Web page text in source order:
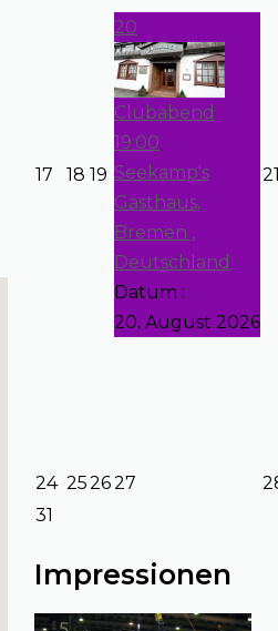
17 18 19
20
Clubabend
19:00
Seekamp's
Gasthaus,
Bremen ,
Deutschland
Datum :
20. August 2026
24 252627
31
Impressionen